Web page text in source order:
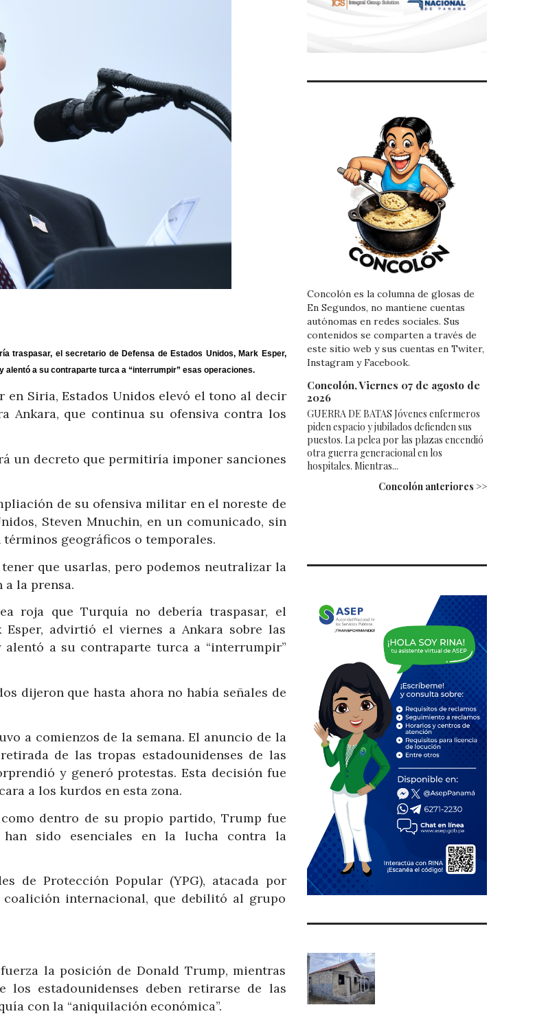
traspasar, el secretario de Defensa de Estados Unidos, Mark Esper,
a su contraparte turca a “interrumpir” esas operaciones.
Siria, Estados Unidos elevó el tono al decir
Ankara, que continua su ofensiva contra los
un decreto que permitiría imponer sanciones
de su ofensiva militar en el noreste de
Steven Mnuchin, en un comunicado, sin
geográficos o temporales.
que usarlas, pero podemos neutralizar la
la prensa.
roja que Turquía no debería traspasar, el
advirtió el viernes a Ankara sobre las
alentó a su contraparte turca a “interrumpir”
dijeron que hasta ahora no había señales de
a comienzos de la semana. El anuncio de la
de las tropas estadounidenses de las
y generó protestas. Esta decisión fue
a los kurdos en esta zona.
dentro de su propio partido, Trump fue
sido esenciales en la lucha contra la
de Protección Popular (YPG), atacada por
internacional, que debilitó al grupo
la posición de Donald Trump, mientras
estadounidenses deben retirarse de las
con la “aniquilación económica”.
Concolón es la columna de glosas de
En Segundos, no mantiene cuentas
autónomas en redes sociales. Sus
contenidos se comparten a través de
este sitio web y sus cuentas en Twiter,
Instagram y Facebook.
Concolón, Viernes 07 de agosto de
2026
GUERRA DE BATAS Jóvenes enfermeros
piden espacio y jubilados defienden sus
puestos. La pelea por las plazas encendió
otra guerra generacional en los
hospitales. Mientras...
Concolón anteriores >>